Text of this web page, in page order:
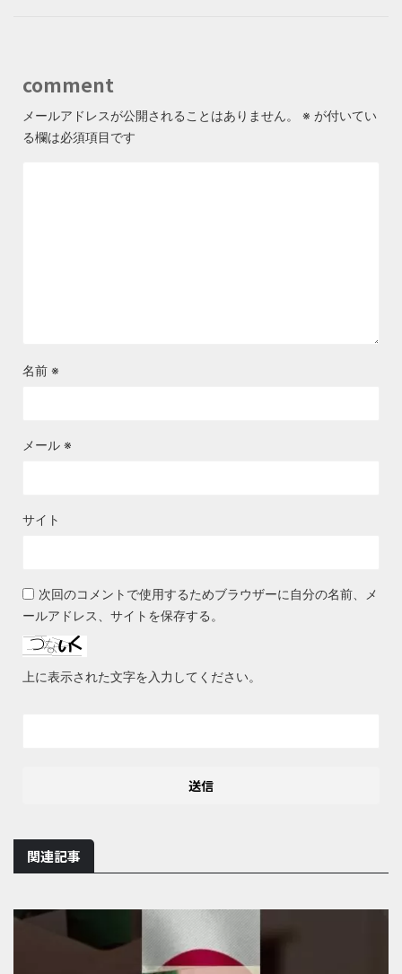
comment
メールアドレスが公開されることはありません。 ※ が付いてい
る欄は必須項目です
名前 ※
メール ※
サイト
次回のコメントで使用するためブラウザーに自分の名前、メ
ールアドレス、サイトを保存する。
上に表示された文字を入力してください。
関連記事